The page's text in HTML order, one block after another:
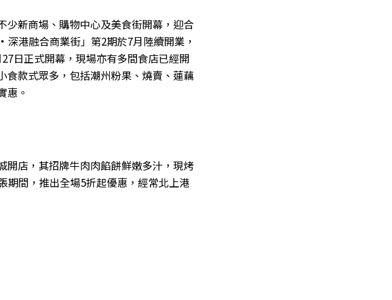
少新商場、購物中心及美食街開幕，迎合
港融合商業街」第2期於7月陸續開業，
日正式開幕，現場亦有多間食店已經開
食款式眾多，包括潮州粉果、燒賣、蓮藕
惠。
開店，其招牌牛肉肉餡餅鮮嫩多汁，現烤
期間，推出全場5折起優惠，經常北上港